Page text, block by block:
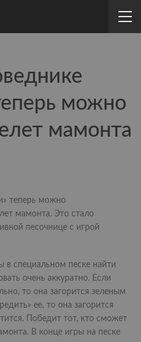
можно
мамонта
теперь можно
мамонта. Это стало
песочнице с игрой
в специальном песке найти
очень аккуратно. Если
то она загорится зеленым
ее, то она загорится
Победит тот, кто сможет
В конце игры на песке